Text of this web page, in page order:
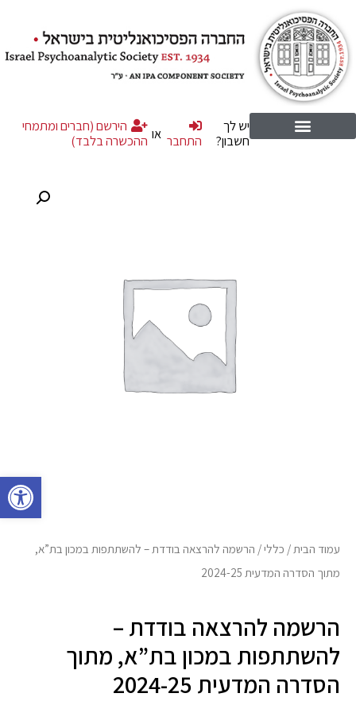
פתח
יש לך
חשבון?
התחבר או
הירשם (חברים ומתמחי
ההכשרה בלבד)
עמוד הבית / כללי/ הרשמה להרצאה בודדת – להשתתפות במכון בת”א,
מתוך הסדרה המדעית 2024-25
הרשמה להרצאה בודדת –
להשתתפות במכון בת”א, מתוך
הסדרה המדעית 2024-25